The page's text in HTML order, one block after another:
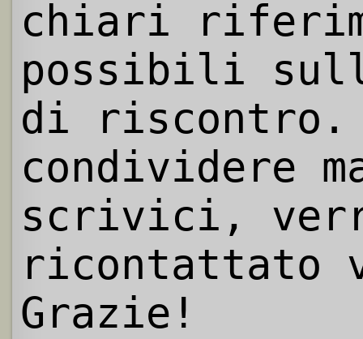
chiari
possibili
di riscontro.
condividere
scrivici,
ricontattato
Grazie!